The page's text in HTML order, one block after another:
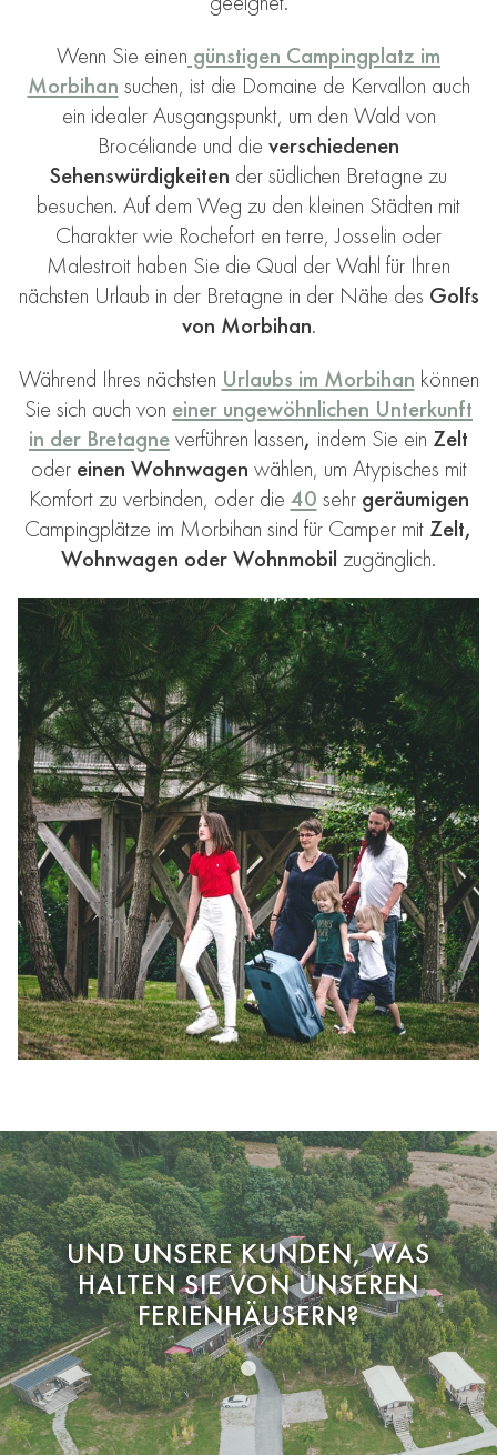
Wenn Sie einen günstigen Campingplatz im
Morbihan suchen, ist die Domaine de Kervallon auch
ein idealer Ausgangspunkt, um den Wald von
Brocéliande und die verschiedenen
Sehenswürdigkeiten der südlichen Bretagne zu
besuchen. Auf dem Weg zu den kleinen Städten mit
Charakter wie Rochefort en terre, Josselin oder
Malestroit haben Sie die Qual der Wahl für Ihren
nächsten Urlaub in der Bretagne in der Nähe des Golfs
von Morbihan.
Während Ihres nächsten Urlaubs im Morbihan können
Sie sich auch von einer ungewöhnlichen Unterkunft
in der Bretagneverführen lassen, indem Sie ein Zelt
oder einen Wohnwagen wählen, um Atypisches mit
Komfort zu verbinden, oder die 40 sehr geräumigen
Campingplätze im Morbihan sind für Camper mit Zelt,
Wohnwagen oder Wohnmobil zugänglich.
UND UNSERE KUNDEN, WAS
HALTEN SIE VON UNSEREN
FERIENHÄUSERN?